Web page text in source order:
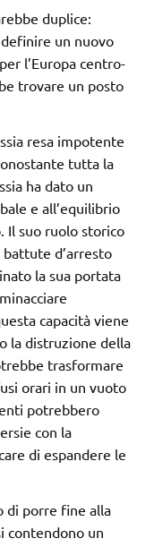
duplice:
un nuovo
l’Europa centro-
trovare un posto
resa impotente
tutta la
ha dato un
e all’equilibrio
Il suo ruolo storico
d’arresto
la sua portata
capacità viene
la distruzione della
trasformare
orari in un vuoto
potrebbero
con la
di espandere le
di porre fine alla
contendono un